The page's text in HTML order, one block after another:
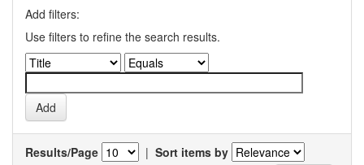
Add filters:
Use filters to refine the search results.
Results/Page | Sort items by